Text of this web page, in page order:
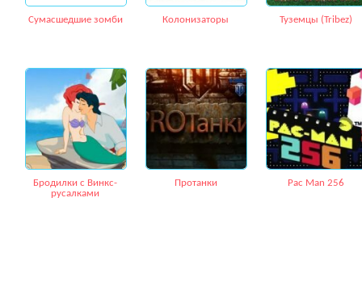
Сумасшедшие зомби Колонизаторы Туземцы (Tribez)
Бродилки с Винкс-
русалками
Протанки Рac Мan 256